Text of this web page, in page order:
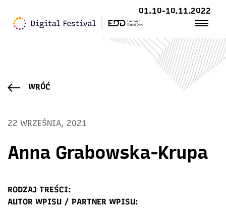
01.10-10.11.2022
WRÓĆ
22 WRZEŚNIA, 2021
Anna Grabowska-Krupa
RODZAJ TREŚCI:
AUTOR WPISU / PARTNER WPISU: